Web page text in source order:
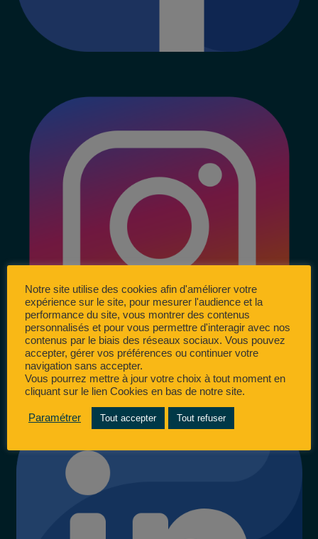
Notre site utilise des cookies afin d'améliorer votre
expérience sur le site, pour mesurer l'audience et la
performance du site, vous montrer des contenus
personnalisés et pour vous permettre d'interagir avec nos
contenus par le biais des réseaux sociaux. Vous pouvez
accepter, gérer vos préférences ou continuer votre
navigation sans accepter.
Vous pourrez mettre à jour votre choix à tout moment en
cliquant sur le lien Cookies en bas de notre site.
Paramétrer Tout accepter Tout refuser